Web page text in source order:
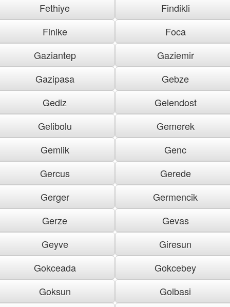
Fethiye
Findikli
Finike
Foca
Gaziantep
Gaziemir
Gazipasa
Gebze
Gediz
Gelendost
Gelibolu
Gemerek
Gemlik
Genc
Gercus
Gerede
Gerger
Germencik
Gerze
Gevas
Geyve
Giresun
Gokceada
Gokcebey
Goksun
Golbasi